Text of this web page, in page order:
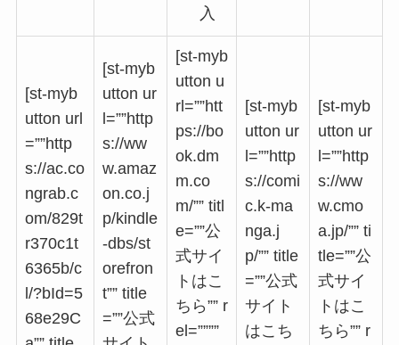
入
[st-myb
utton url
=””http
s://ac.co
ngrab.c
om/829t
r370c1t
6365b/c
l/?bId=5
68e29C
[st-myb
utton ur
l=””http
s://ww
w.amaz
on.co.j
p/kindle
-dbs/st
orefron
t”” title
=””公式
[st-myb
utton u
rl=””htt
ps://bo
ok.dm
m.co
m/”” titl
e=””公
式サイ
トはこ
ちら”” r
el=””””
[st-myb
utton ur
l=””http
s://comi
c.k-ma
nga.j
p/”” title
=””公式
サイト
はこち
[st-myb
utton ur
l=””http
s://ww
w.cmo
a.jp/”” ti
tle=””公
式サイ
トはこ
ちら”” r